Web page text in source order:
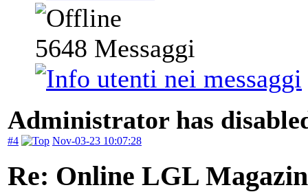
5648 Messaggi
Administrator has
#4 Nov-03-23 10:07:28
Re: Online LGL